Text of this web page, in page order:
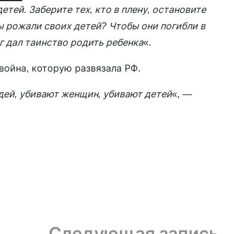
Заберите тех, кто в плену, остановите
рожали своих детей? Чтобы они погибли в
таинство родить ребенка«.
которую развязала РФ.
убивают женщин, убивают детей«, —